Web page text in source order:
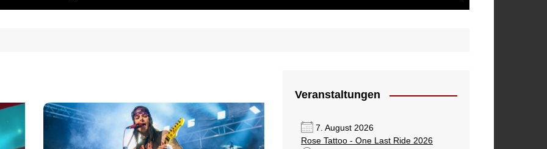
Veranstaltungsorte
Weitere Genres
Veranstaltungen
7. August 2026
Rose Tattoo - One Last Ride 2026